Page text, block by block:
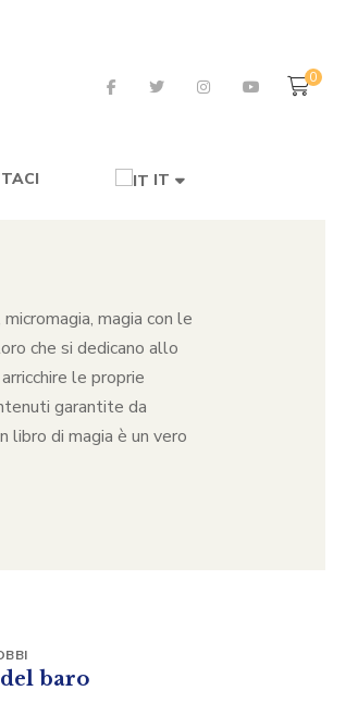
0
IT
magia con le
che si dedicano allo
le proprie
garantite da
libro di magia è un vero
baro